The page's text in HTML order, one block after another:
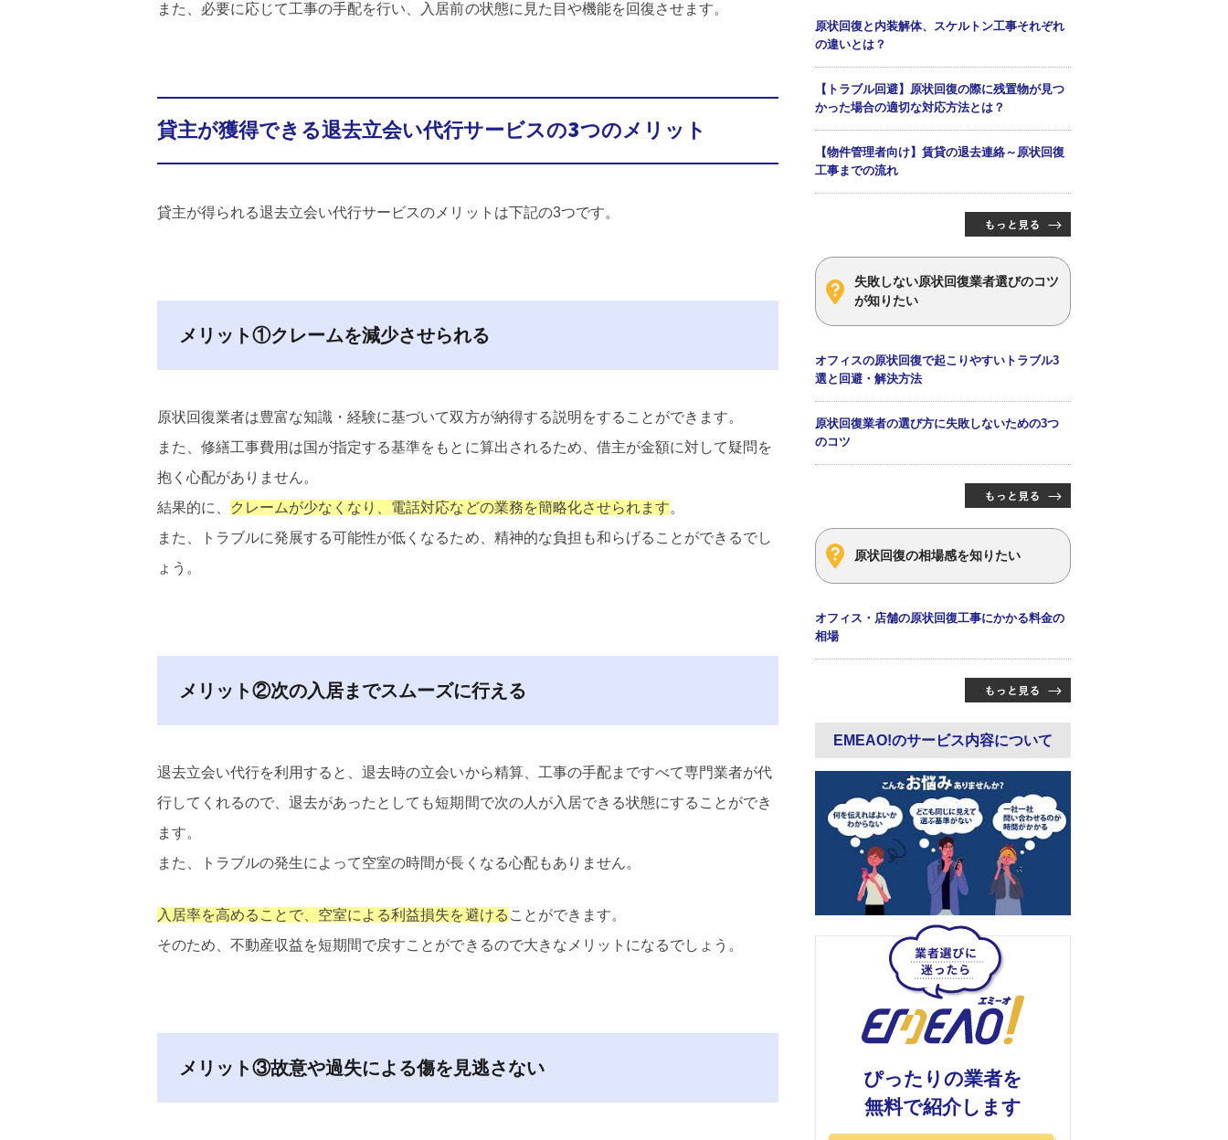
また、必要に応じて工事の手配を行い、入居前の状態に見た目や機能を回復させます。
貸主が獲得できる退去立会い代行サービスの3つのメリット
貸主が得られる退去立会い代行サービスのメリットは下記の3つです。
メリット①クレームを減少させられる
原状回復業者は豊富な知識・経験に基づいて双方が納得する説明をすることができます。
また、修繕工事費用は国が指定する基準をもとに算出されるため、借主が金額に対して疑問を
抱く心配がありません。
結果的に、
クレームが少なくなり、電話対応などの業務を簡略化させられます。
また、トラブルに発展する可能性が低くなるため、精神的な負担も和らげることができるでし
ょう。
メリット②次の入居までスムーズに行える
退去立会い代行を利用すると、退去時の立会いから精算、工事の手配まですべて専門業者が代
行してくれるので、退去があったとしても短期間で次の人が入居できる状態にすることができ
ます。
また、トラブルの発生によって空室の時間が長くなる心配もありません。
入居率を高めることで、空室による利益損失を避ける ことができます。
そのため、不動産収益を短期間で戻すことができるので大きなメリットになるでしょう。
メリット③故意や過失による傷を見逃さない
原状回復と内装解体、スケルトン工事それぞれ
の違いとは？
【トラブル回避】原状回復の際に残置物が見つ
かった場合の適切な対応方法とは？
【物件管理者向け】賃貸の退去連絡～原状回復
工事までの流れ
失敗しない原状回復業者選びのコツ
が知りたい
オフィスの原状回復で起こりやすいトラブル3
選と回避・解決方法
原状回復業者の選び方に失敗しないための3つ
のコツ
原状回復の相場感を知りたい
オフィス・店舗の原状回復工事にかかる料金の
相場
EMEAO!のサービス内容について
ぴったりの業者を
無料で紹介します